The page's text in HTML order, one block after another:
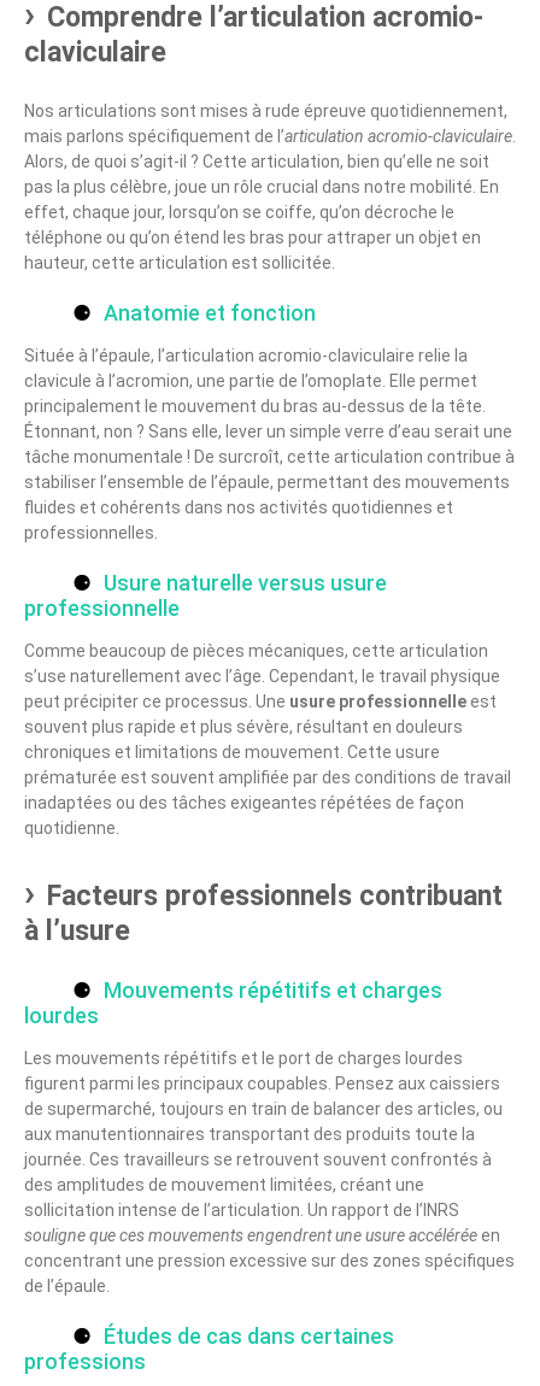
Comprendre l’articulation acromio-
claviculaire
Nos articulations sont mises à rude épreuve quotidiennement,
mais parlons spécifiquement de l’articulation acromio-claviculaire.
Alors, de quoi s’agit-il ? Cette articulation, bien qu’elle ne soit
pas la plus célèbre, joue un rôle crucial dans notre mobilité. En
effet, chaque jour, lorsqu’on se coiffe, qu’on décroche le
téléphone ou qu’on étend les bras pour attraper un objet en
hauteur, cette articulation est sollicitée.
Anatomie et fonction
Située à l’épaule, l’articulation acromio-claviculaire relie la
clavicule à l’acromion, une partie de l’omoplate. Elle permet
principalement le mouvement du bras au-dessus de la tête.
Étonnant, non ? Sans elle, lever un simple verre d’eau serait une
tâche monumentale ! De surcroît, cette articulation contribue à
stabiliser l’ensemble de l’épaule, permettant des mouvements
fluides et cohérents dans nos activités quotidiennes et
professionnelles.
Usure naturelle versus usure
professionnelle
Comme beaucoup de pièces mécaniques, cette articulation
s’use naturellement avec l’âge. Cependant, le travail physique
peut précipiter ce processus. Une usure professionnelleest
souvent plus rapide et plus sévère, résultant en douleurs
chroniques et limitations de mouvement. Cette usure
prématurée est souvent amplifiée par des conditions de travail
inadaptées ou des tâches exigeantes répétées de façon
quotidienne.
Facteurs professionnels contribuant
à l’usure
Mouvements répétitifs et charges
lourdes
Les mouvements répétitifs et le port de charges lourdes
figurent parmi les principaux coupables. Pensez aux caissiers
de supermarché, toujours en train de balancer des articles, ou
aux manutentionnaires transportant des produits toute la
journée. Ces travailleurs se retrouvent souvent confrontés à
des amplitudes de mouvement limitées, créant une
sollicitation intense de l’articulation. Un rapport de l’INRS
souligne que ces mouvements engendrent une usure accéléréeen
concentrant une pression excessive sur des zones spécifiques
de l’épaule.
Études de cas dans certaines
professions